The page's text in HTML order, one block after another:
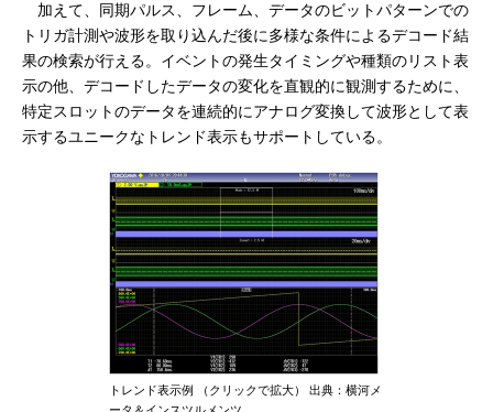
加えて、同期パルス、フレーム、データのビットパターンでの
トリガ計測や波形を取り込んだ後に多様な条件によるデコード結
果の検索が行える。イベントの発生タイミングや種類のリスト表
示の他、デコードしたデータの変化を直観的に観測するために、
特定スロットのデータを連続的にアナログ変換して波形として表
示するユニークなトレンド表示もサポートしている。
トレンド表示例 （クリックで拡大） 出典：横河メ